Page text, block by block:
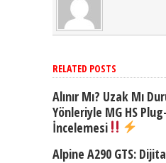
RELATED POSTS
Alınır Mı? Uzak Mı
Yönleriyle MG HS
İncelemesi
Alpine A290 GTS: